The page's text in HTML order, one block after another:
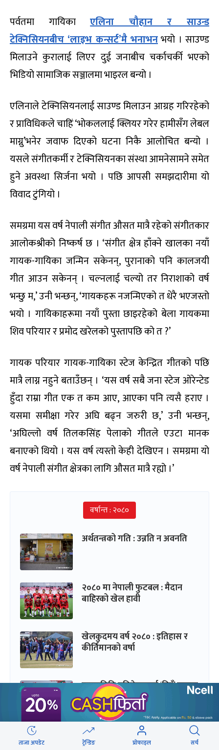
पर्वतमा गायिकाएलिना चौहान र साउन्ड
टेक्निसियनबीच ‘लाइभ कन्सर्ट’मै भनाभनभयो । साउण्ड
मिलाउने कुरालाई लिएर दुई जनाबीच चर्काचर्की भएको
भिडियो सामाजिक सञ्जालमा भाइरल बन्यो ।
एलिनाले टेक्निसियनलाई साउण्ड मिलाउन आग्रह गरिरहेको
र प्राविधिकले चाहिं ‘भोकललाई क्लियर गरेर हामीसँग लेबल
माग्नु’भनेर जवाफ दिएको घटना निकै आलोचित बन्यो ।
यसले संगीतकर्मी र टेक्निसियनका संस्था आमनेसामने समेत
हुने अवस्था सिर्जना भयो । पछि आपसी समझदारीमा यो
विवाद टुंगियो ।
समग्रमा यस वर्ष नेपाली संगीत औसत मात्रै रहेको संगीतकार
आलोकश्रीको निष्कर्ष छ । ‘संगीत क्षेत्र हाँक्ने खालका नयाँ
गायक-गायिका जन्मिन सकेनन्, पुरानाको पनि कालजयी
गीत आउन सकेनन् । चल्नलाई चल्यो तर निराशाको वर्ष
भन्छु म,’ उनी भन्छन्, ‘गायकहरू नजन्मिएको त धेरै भएजस्तो
भयो । गायिकाहरूमा नयाँ पुस्ता छाइरहेको बेला गायकमा
शिव परियार र प्रमोद खरेलको पुस्तापछि को त ?’
गायक परियार गायक-गायिका स्टेज केन्द्रित गीतको पछि
मात्रै लाग्न नहुने बताउँछन् । ‘यस वर्ष सबै जना स्टेज ओरेन्टेड
हुँदा राम्रा गीत एक त कम आए, आएका पनि त्यसै हराए ।
यसमा समीक्षा गरेर अघि बढ्न जरुरी छ,’ उनी भन्छन्,
‘अघिल्लो वर्ष तिलकसिंह पेलाको गीतले एउटा मानक
बनाएको थियो । यस वर्ष त्यस्तो केही देखिएन । समग्रमा यो
वर्ष नेपाली संगीत क्षेत्रका लागि औसत मात्रै रह्यो ।’
वर्षान्त : २०८०
अर्थतन्त्रको गति : उन्नति न अवनति
२०८० मा नेपाली फुटबल : मैदान
बाहिरको खेल हावी
खेलकुदमय वर्ष २०८० : इतिहास र
कीर्तिमानको वर्षा
महासमिति प्रतिवेदनलाई ‘निहुँ’ बनाएर
सत्ता समीकरण फेरिएको वर्ष
स्टेजमा हिट, खोइ कालजयी गीत ?
ताजा अपडेट ट्रेन्डिङ प्रोफाइल सर्च